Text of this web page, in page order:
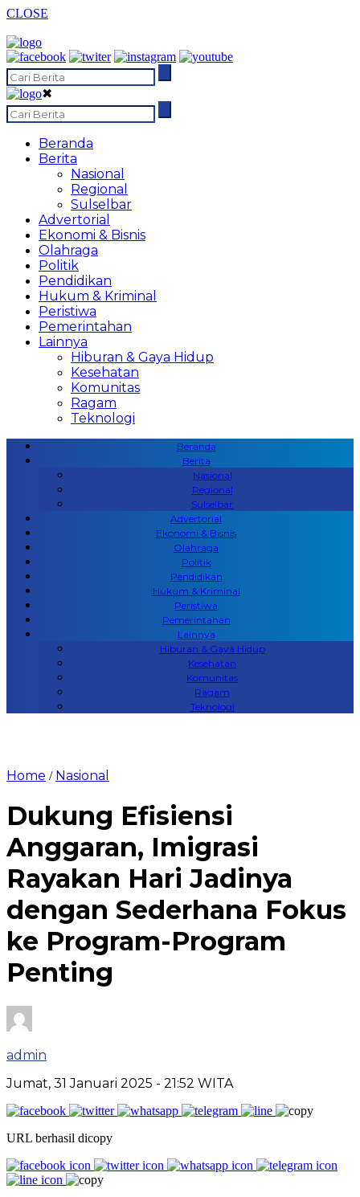
CLOSE
✖
Beranda
Berita
Nasional
Regional
Sulselbar
Advertorial
Ekonomi & Bisnis
Olahraga
Politik
Pendidikan
Hukum & Kriminal
Peristiwa
Pemerintahan
Lainnya
Hiburan & Gaya Hidup
Kesehatan
Komunitas
Ragam
Teknologi
Beranda
Berita
Nasional
Regional
Sulselbar
Advertorial
Ekonomi & Bisnis
Olahraga
Politik
Pendidikan
Hukum & Kriminal
Peristiwa
Pemerintahan
Lainnya
Hiburan & Gaya Hidup
Kesehatan
Komunitas
Ragam
Teknologi
Home / Nasional
Dukung Efisiensi
Anggaran, Imigrasi
Rayakan Hari Jadinya
dengan Sederhana Fokus
ke Program-Program
Penting
admin
Jumat, 31 Januari 2025 - 21:52 WITA
URL berhasil dicopy